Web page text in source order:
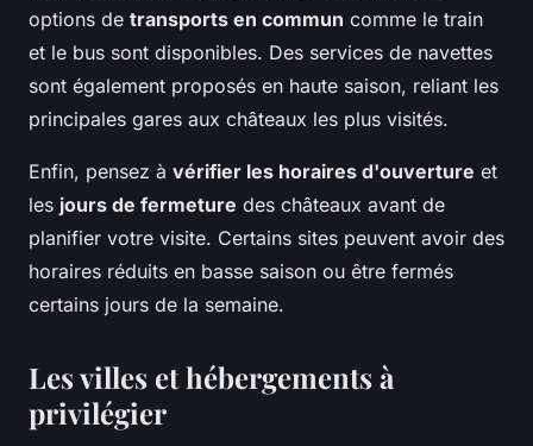
options de transports en commun comme le train
et le bus sont disponibles. Des services de navettes
sont également proposés en haute saison, reliant les
principales gares aux châteaux les plus visités.
Enfin, pensez à vérifier les horaires d'ouverture et
les jours de fermeture des châteaux avant de
planifier votre visite. Certains sites peuvent avoir des
horaires réduits en basse saison ou être fermés
certains jours de la semaine.
Les villes et hébergements à
privilégier